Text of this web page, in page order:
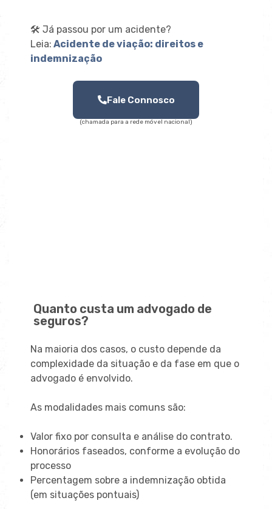
🛠️ Já passou por um acidente?
Leia: Acidente de viação: direitos e
indemnização
Fale Connosco
(chamada para a rede móvel nacional)
Quanto custa um advogado de
seguros?
Na maioria dos casos, o custo depende da
complexidade da situação e da fase em que o
advogado é envolvido.
As modalidades mais comuns são:
Valor fixo por consulta e análise do contrato.
Honorários faseados, conforme a evolução do
processo
Percentagem sobre a indemnização obtida
(em situações pontuais)